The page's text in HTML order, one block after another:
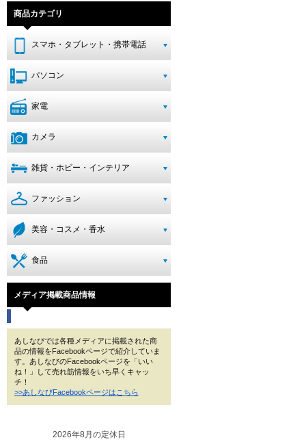
商品カテゴリ
スマホ・タブレット・携帯電話
パソコン
家電
カメラ
雑貨・ホビー・インテリア
ファッション
美容・コスメ・香水
食品
メディア掲載商品情報
あしなびでは各種メディアに掲載された商
品の情報をFacebookページで紹介していま
す。あしなびのFacebookページを「いい
ね！」して売れ筋情報をいち早くキャッ
チ！
>>あしなびFacebookページはこちら
2026年8月の定休日